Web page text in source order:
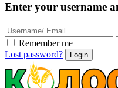
Enter your username
Remember me
Lost password?